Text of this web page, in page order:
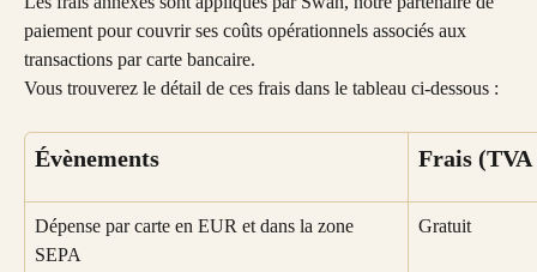
paiement pour couvrir ses coûts opérationnels associés aux
transactions par carte bancaire.
Vous trouverez le détail de ces frais dans le tableau ci-dessous :
Évènements Frais (TVA
Dépense par carte en EUR et dans la zone
SEPA
Gratuit